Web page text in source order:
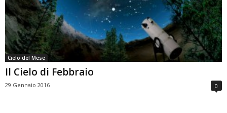
Cielo del Mese
Il Cielo di Febbraio
29 Gennaio 2016 0